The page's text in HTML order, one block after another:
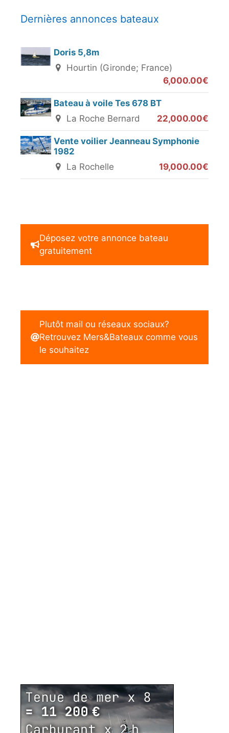
Dernières annonces bateaux
Doris 5,8m
Hourtin (Gironde; France)
6,000.00€
Bateau à voile Tes 678 BT
La Roche Bernard
22,000.00€
Vente voilier Jeanneau Symphonie
1982
La Rochelle
19,000.00€
Déposez votre annonce bateau
gratuitement
Plutôt mail ou réseaux sociaux?
Retrouvez Mers&Bateaux comme vous
le souhaitez